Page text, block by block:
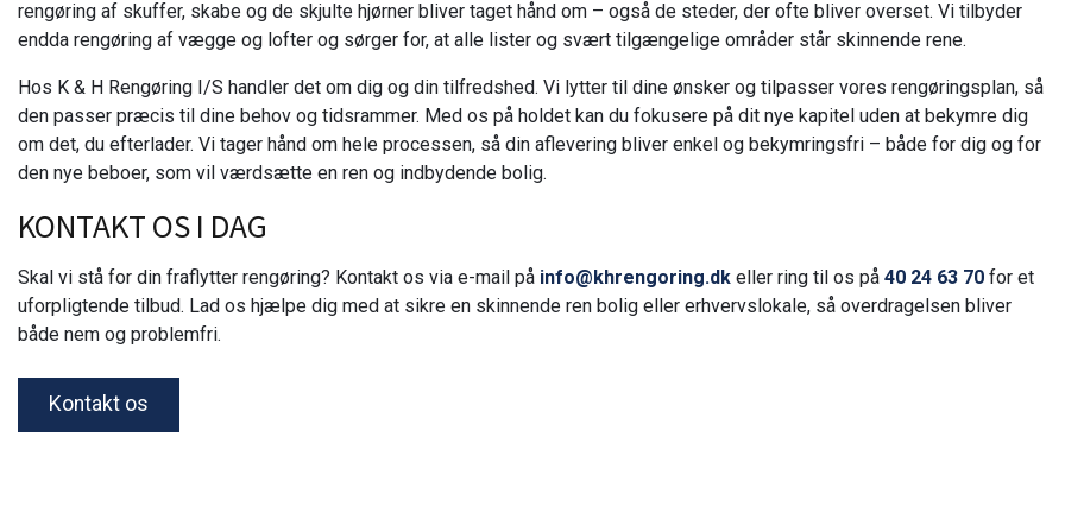
rengøring af skuffer, skabe og de skjulte hjørner bliver taget hånd om – også de steder, der ofte bliver overset. Vi tilbyder
endda rengøring af vægge og lofter og sørger for, at alle lister og svært tilgængelige områder står skinnende rene.
Hos K & H Rengøring I/S handler det om dig og din tilfredshed. Vi lytter til dine ønsker og tilpasser vores rengøringsplan, så
den passer præcis til dine behov og tidsrammer. Med os på holdet kan du fokusere på dit nye kapitel uden at bekymre dig
om det, du efterlader. Vi tager hånd om hele processen, så din aflevering bliver enkel og bekymringsfri – både for dig og for
den nye beboer, som vil værdsætte en ren og indbydende bolig.
KONTAKT OS I DAG
Skal vi stå for din fraflytter rengøring? Kontakt os via e-mail på info@khrengoring.dk eller ring til os på 40 24 63 70 for et
uforpligtende tilbud. Lad os hjælpe dig med at sikre en skinnende ren bolig eller erhvervslokale, så overdragelsen bliver
både nem og problemfri.
Kontakt os